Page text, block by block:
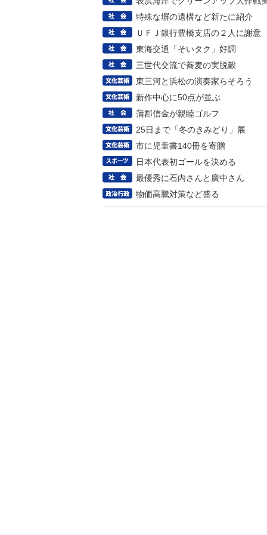
特殊な塀の遺構など新たに紹介
ＵＦＪ銀行豊橋支店の２人に謝意
東海交通「そいタク」好調
三世代交流で蕎麦の実脱穀
東三河と浜松の演奏家らそろう
新作中心に50点が並ぶ
蒲郡信金が親睦ゴルフ
25日まで「冬のきみどり」展
市に児童書140冊を寄贈
日本代表初ゴールを決める
最優秀に石内さんと廣中さん
物価高騰対策など盛る